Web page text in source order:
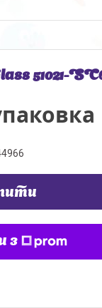
51021-
з